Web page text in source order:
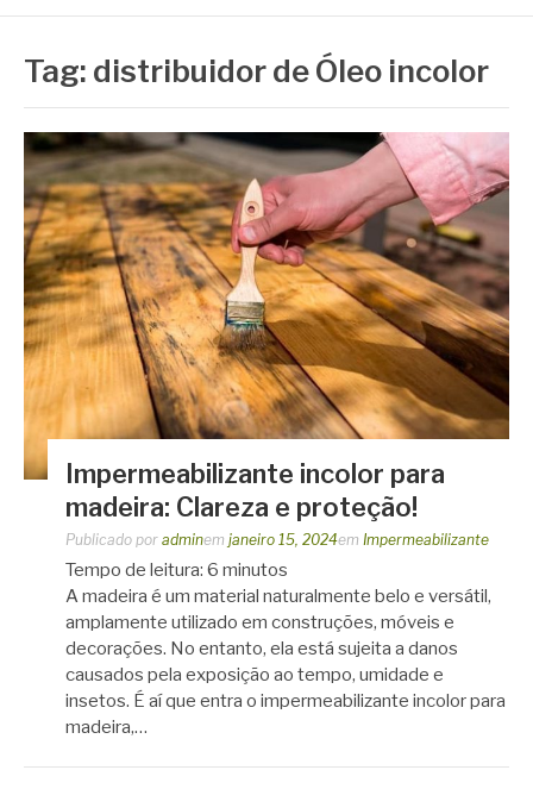
Tag: distribuidor de Óleo incolor
Impermeabilizante incolor para
madeira: Clareza e proteção!
Publicado por adminem janeiro 15, 2024em Impermeabilizante
Tempo de leitura: 6 minutos
A madeira é um material naturalmente belo e versátil,
amplamente utilizado em construções, móveis e
decorações. No entanto, ela está sujeita a danos
causados pela exposição ao tempo, umidade e
insetos. É aí que entra o impermeabilizante incolor para
madeira,…